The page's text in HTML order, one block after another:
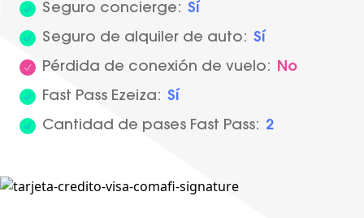
Seguro concierge: Sí
Seguro de alquiler de auto: Sí
Pérdida de conexión de vuelo:
No
Fast Pass Ezeiza: Sí
Cantidad de pases Fast Pass: 2